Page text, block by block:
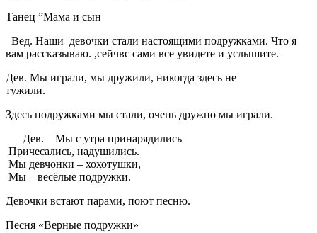
Танец ”Мама и сын
Вед. Наши девочки стали настоящими подружками. Что я
вам рассказываю. ,сейчвс сами все увидете и услышите.
Дев. Мы играли, мы дружили, никогда здесь не
тужили.
Здесь подружками мы стали, очень дружно мы играли.
Дев. Мы с утра принарядились
Причесались, надушились.
Мы девчонки – хохотушки,
Мы – весёлые подружки.
Девочки встают парами, поют песню.
Песня «Верные подружки»